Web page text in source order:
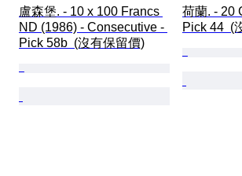
盧森堡. - 10 x 100 Francs
ND (1986) - Consecutive -
Pick 58b  (沒有保留價)
荷蘭. - 20
Pick 44  (